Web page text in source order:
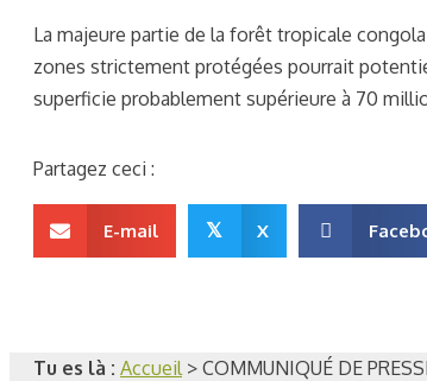
La majeure partie de la forêt tropicale
zones strictement protégées pourrait
superficie probablement supérieure à 70
Partagez ceci :
E-mail 𝕏 X
Tu es là : Accueil> COMMUNIQUÉ DE